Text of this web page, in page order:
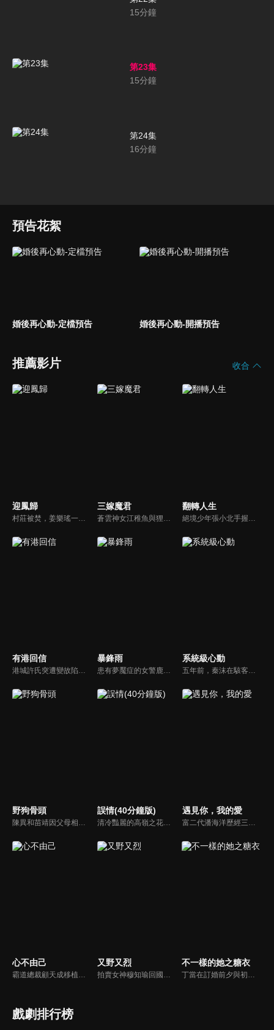
15分鐘
第23集
15分鐘
第24集
16分鐘
預告花絮
婚後再心動-定檔預告 婚後再心動-開播預告
推薦影片 收合
迎鳳歸 三嫁魔君 翻轉人生
有港回信 暴鋒雨
患有夢魘症的女警鹿一多年來堅持暗中追查父親重傷昏迷的真相，意外結識了高冷女警林深，二人攜手破獲一系列離奇命案，情誼日漸深厚的同時，鹿一發現林深似與父親舊案有著千絲萬縷的關聯...
系統級心動
野狗骨頭
陳異和苗靖因父母相識而結緣，起初陳異對苗靖有著很深的敵意，直到一次受傷，苗靖的善良讓兩人關係開始轉變。然而好景不常，隨著陳父去世、苗母消失，兩個孩子卻不得不相依為命，異樣的情愫也隨著時間滋長。當苗靖終於認清感情，準備向陳異告白，陳異卻突然捲入一起縱火案，一切都突然變了調...
誤情(40分鐘版)
清冷豔麗的高嶺之花江時淺在遭受霸淩、暴力等一系列事件後，華麗蛻變逆襲歸來，用一場精心策劃強勢開啟自己的復仇之路，最終收穫內心救贖與愛情的故事。
遇見你，我的愛
富二代潘海洋歷經三次失敗婚姻，認為金錢阻礙愛情。唯第一任妻子陸雪怡真心待他。好友伊軒勸他隱藏身份。他在酒吧對芭蕾舞演員韓夢瑤一見鍾情。便化身業務經理與她相戀。熱戀中潘海洋決定娶韓夢瑤，卻在婚前發現韓夢瑤三年前曾是自己公司員工，進而揭開伊軒與韓夢瑤為還債設局圖謀他財產的陰謀...
心不由己
霸道總裁顧天成移植心臟後竟然愛上了職場對頭秘書林嘉琪，兩人逐漸在工作生活中意識到對方的心意，朝著共同的目標並肩作戰。
又野又烈
拍賣女神穆知瑜回國與繼母奪產，與神祕保鏢沈既白協議訂婚。兩人意外揭開身世翻轉：沈為穆家真繼承人，穆則是被換掉的孤女。面對繼母的偽畫陰謀與綁架，兩人智計合盟，沈更以神祕畫師身份深情守護。最終惡人伏法，兩人在反轉與博弈中假戲真做，攜手守護正義與真愛。
不一樣的她之糖衣
丁當在訂婚前夕與初戀陳阿明重逢，卻不料對方竟改名餘坤並擁有了新身份。為治癒陳阿明因實驗失敗導致的人格分裂，丁當與友人暗中佈局，以“糖衣”計畫引導他直面過去的傷痛，從撕裂的情感與記憶中脫困。
戲劇排行榜